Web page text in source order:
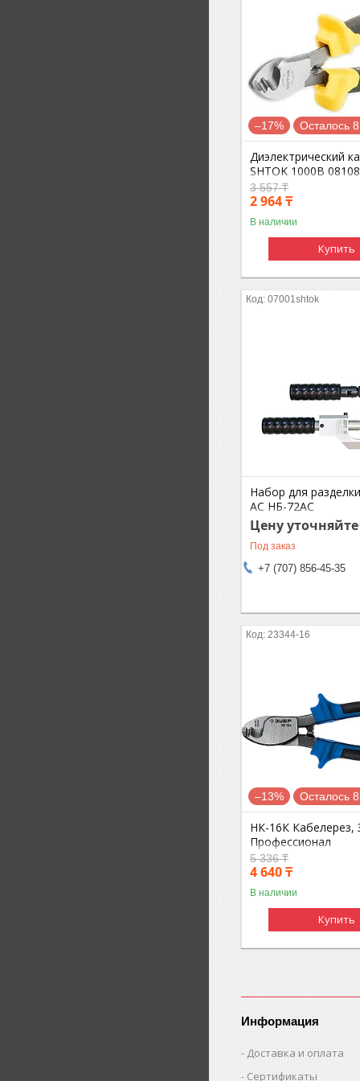
–17% Осталось
Диэлектрический
SHTOK 1000В 08108
3 557 ₸
2 964 ₸
В наличии
Купить
07001shtok
Набор для
АС НБ-72АС
Цену уточняйте
Под заказ
+7 (707) 856-45-35
23344-16
–13% Осталось
НК-16К Кабелерез,
Профессионал
5 336 ₸
4 640 ₸
В наличии
Купить
Информация
Доставка и оплата
Сертификаты